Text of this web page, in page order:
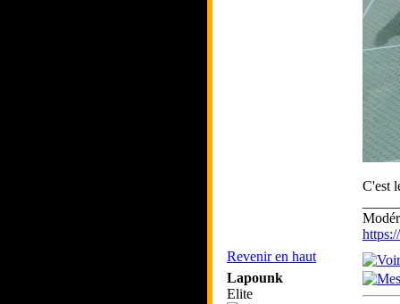
C'est
Revenir en haut
Lapounk
Elite